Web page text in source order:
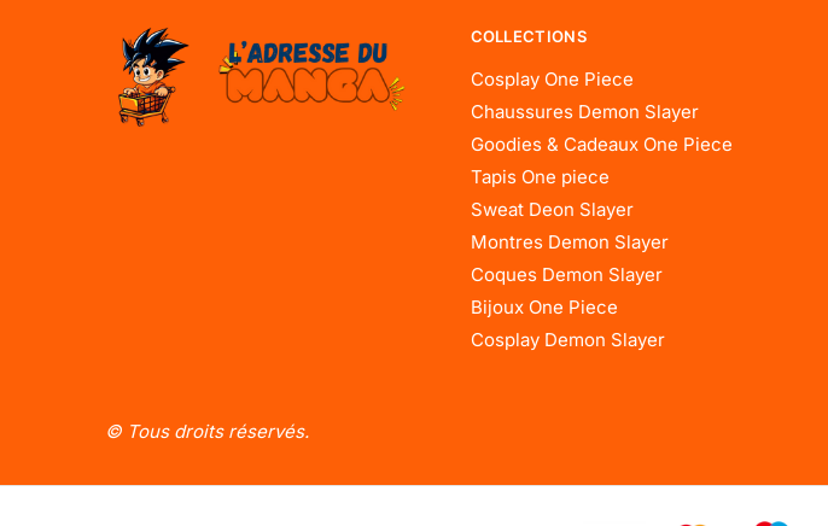
COLLECTIONS
Cosplay One Piece
Chaussures Demon Slayer
Goodies & Cadeaux One Piece
Tapis One piece
Sweat Deon Slayer
Montres Demon Slayer
Coques Demon Slayer
Bijoux One Piece
Cosplay Demon Slayer
© Tous droits réservés.